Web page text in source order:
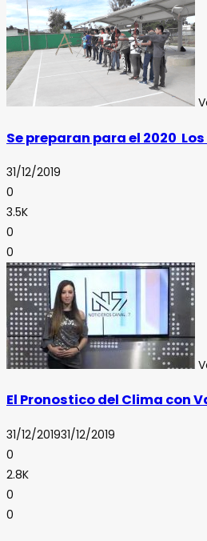
Se preparan para el 2020
31/12/2019
0
3.5K
0
0
El Pronostico del Clima con
31/12/201931/12/2019
0
2.8K
0
0